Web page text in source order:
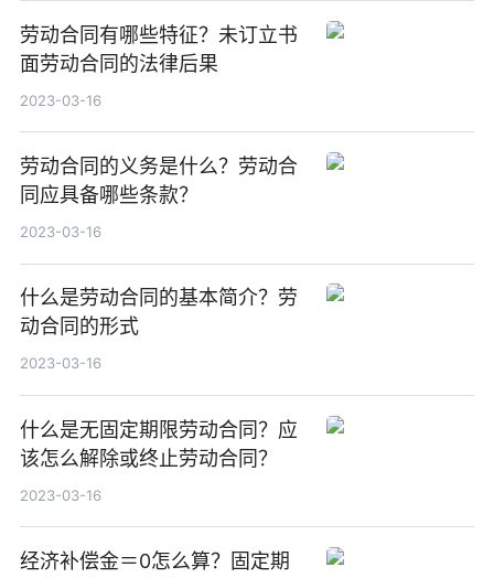
劳动合同有哪些特征？未订立书
面劳动合同的法律后果
2023-03-16
劳动合同的义务是什么？劳动合
同应具备哪些条款？
2023-03-16
什么是劳动合同的基本简介？劳
动合同的形式
2023-03-16
什么是无固定期限劳动合同？应
该怎么解除或终止劳动合同？
2023-03-16
经济补偿金＝0怎么算？固定期